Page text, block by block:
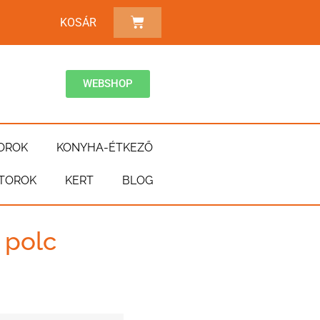
KOSÁR
WEBSHOP
KONYHA-ÉTKEZŐ
KERT BLOG
polc